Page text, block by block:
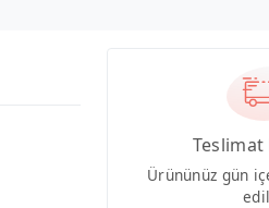
Ürününüz gün